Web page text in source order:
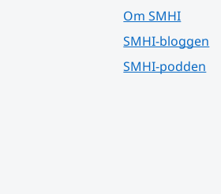
Om SMHI
SMHI-bloggen
SMHI-podden